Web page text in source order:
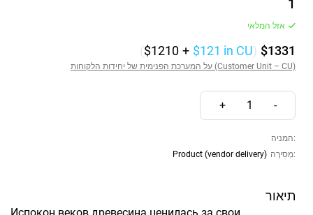
1
אזל המלאי
$1331
($1210 + $121 in CU)
על המערכת הפנימית של יחידות הלקוחות (Customer Unit – CU)
-
1
+
המניה:
מְסִירָה:
Product (vendor delivery)
תיאור